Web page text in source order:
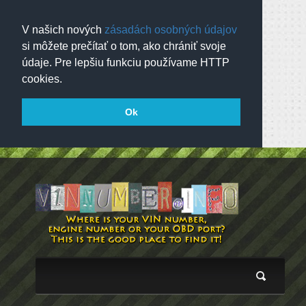
V našich nových zásadách osobných údajov
si môžete prečítať o tom, ako chrániť svoje
údaje. Pre lepšiu funkciu používame HTTP
cookies.
Ok